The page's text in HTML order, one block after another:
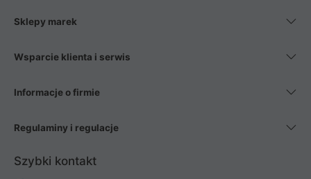
Sklepy marek
Wsparcie klienta i serwis
Informacje o firmie
Regulaminy i regulacje
Szybki kontakt